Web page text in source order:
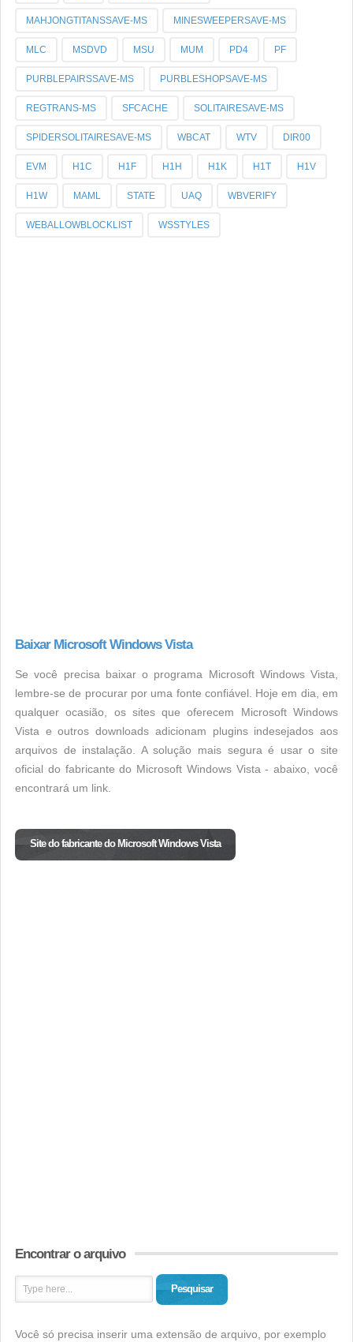
MAHJONGTITANSSAVE-MS MINESWEEPERSAVE-MS
MLC MSDVD MSU MUM PD4 PF
PURBLEPAIRSSAVE-MS PURBLESHOPSAVE-MS
REGTRANS-MS SFCACHE SOLITAIRESAVE-MS
SPIDERSOLITAIRESAVE-MS WBCAT WTV DIR00
EVM H1C H1F H1H H1K H1T H1V
H1W MAML STATE UAQ WBVERIFY
WEBALLOWBLOCKLIST WSSTYLES
Baixar Microsoft Windows Vista
Se você precisa baixar o programa Microsoft Windows Vista,
lembre-se de procurar por uma fonte confiável. Hoje em dia, em
qualquer ocasião, os sites que oferecem Microsoft Windows
Vista e outros downloads adicionam plugins indesejados aos
arquivos de instalação. A solução mais segura é usar o site
oficial do fabricante do Microsoft Windows Vista - abaixo, você
encontrará um link.
Site do fabricante do Microsoft Windows Vista
Encontrar o arquivo
Pesquisar
Você só precisa inserir uma extensão de arquivo, por exemplo